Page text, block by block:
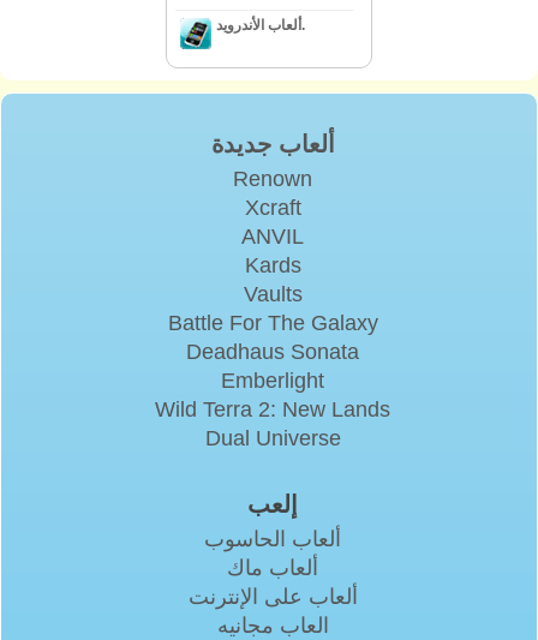
ألعاب الأندرويد.
ألعاب جديدة
Renown
Xcraft
ANVIL
Kards
Vaults
Battle For The Galaxy
Deadhaus Sonata
Emberlight
Wild Terra 2: New Lands
Dual Universe
إلعب
ألعاب الحاسوب
ألعاب ماك
ألعاب على الإنترنت
العاب مجانيه